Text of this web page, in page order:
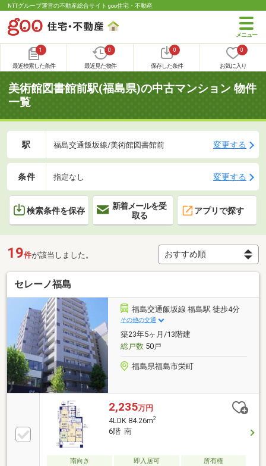
NTTグループ運営の不動産総合サイト goo住宅・不動産
1
最近検索した条件
0
最近見た物件
0
保存した条件
0
お気に入り
美術館図書館前駅(福島県)の中古マンション 物件
一覧
駅 福島交通飯坂線/美術館図書館前 変更する
条件 指定なし 変更する
検索条件を保存
新着メールを受
取る
アプリで探す
19件が該当しました。
セレーノ福島
福島交通飯坂線 福島駅 徒歩4分
その他の交通
築23年5ヶ月/13階建
総戸数50戸
福島県福島市栄町
2,235万円
4LDK 84.26m2
6階 南
南向き 即入居可
所有権